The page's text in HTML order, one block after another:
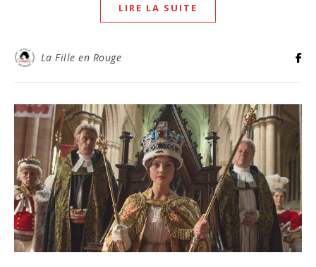
LIRE LA SUITE
La Fille en Rouge